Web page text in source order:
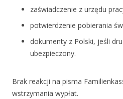
zaświadczenie z urzędu
potwierdzenie pobierania
dokumenty z Polski, jeśli
ubezpieczony.
Brak reakcji na pisma
wstrzymania wypłat.